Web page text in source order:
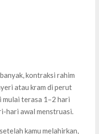
kontraksi rahim
atau kram di perut
mulai terasa 1–2 hari
hari awal menstruasi.
kamu melahirkan,